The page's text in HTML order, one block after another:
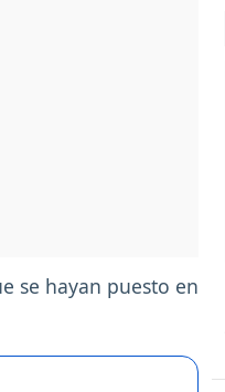
se hayan puesto en